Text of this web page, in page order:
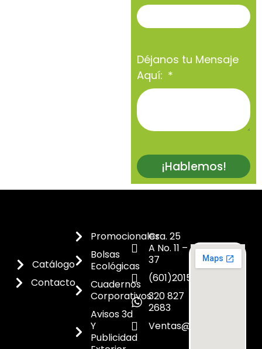
Déjanos tu Mensaje
Aquí:
¡Hablemos!
Catálogo
Contacto
Promocionales
Bolsas
Ecológicas
Cuadernos
Corporativos
Avisos 3d
Y
Publicidad
Cra. 25
A No. 11 –
37
(601)2015300
320 827
2683
Ventas@dicoes.co